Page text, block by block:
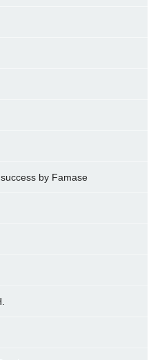
by Famase